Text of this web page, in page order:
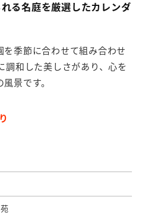
舗
ティッシュ本舗
舗
舗
ィグッズ本舗
る名庭を厳選したカレンダ
季節に合わせて組み合わせ
調和した美しさがあり、心を
景です。